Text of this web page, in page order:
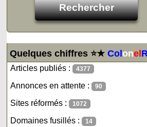
Quelques chiffres ⭐★Colonel
Articles publiés : 4377
Annonces en attente : 90
Sites réformés : 1072
Domaines fusillés : 14